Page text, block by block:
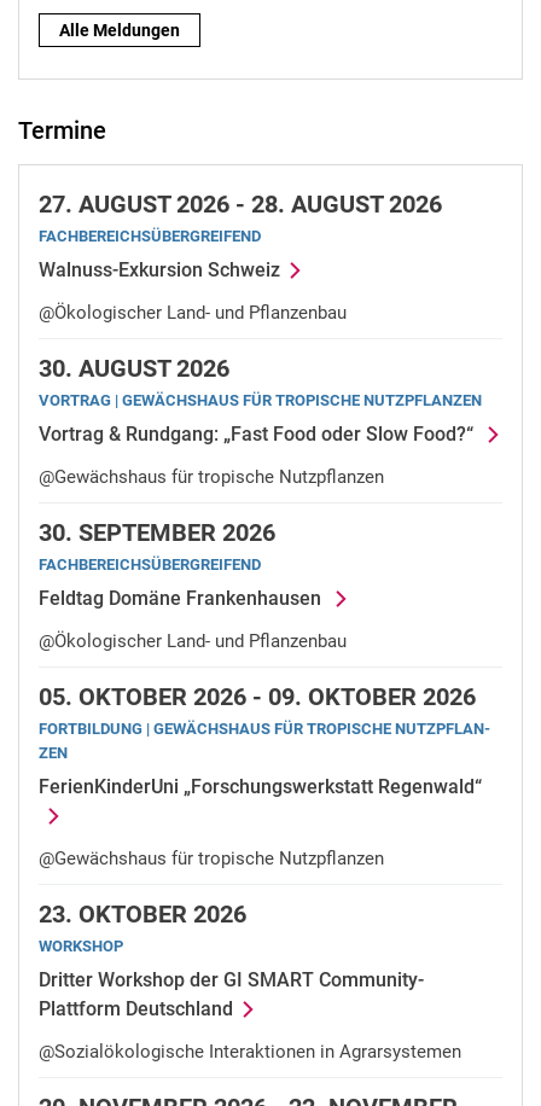
Alle Meldungen
Termine
27. AUGUST 2026 - 28. AUGUST 2026
FACHBEREICHSÜBERGREIFEND
Walnuss-Exkursion Schweiz
@Ökologischer Land- und Pflanzenbau
30. AUGUST 2026
VORTRAG | GE­WÄCHS­HAUS FÜR TRO­PI­SCHE NUTZ­PFLAN­ZEN
Vortrag & Rundgang: „Fast Food oder Slow Food?“
@Gewächshaus für tropische Nutzpflanzen
30. SEPTEMBER 2026
FACHBEREICHSÜBERGREIFEND
Feldtag Domäne Frankenhausen
@Ökologischer Land- und Pflanzenbau
05. OKTOBER 2026 - 09. OKTOBER 2026
FORTBILDUNG | GE­WÄCHS­HAUS FÜR TRO­PI­SCHE NUTZ­PFLAN­
ZEN
FerienKinderUni „Forschungswerkstatt Regenwald“
@Gewächshaus für tropische Nutzpflanzen
23. OKTOBER 2026
WORKSHOP
Dritter Workshop der GI SMART Community-
Plattform Deutschland
@Sozialökologische Interaktionen in Agrarsystemen